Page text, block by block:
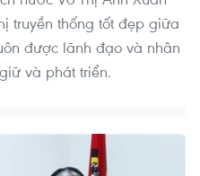
truyền thống tốt đẹp giữa
được lãnh đạo và nhân
và phát triển.